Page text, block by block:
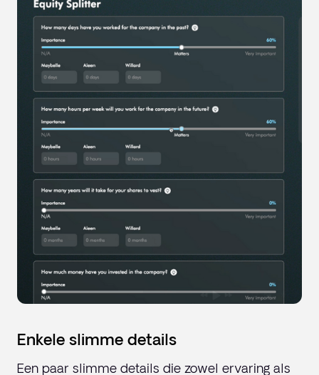
Enkele slimme details
Een paar slimme details die zowel ervaring als